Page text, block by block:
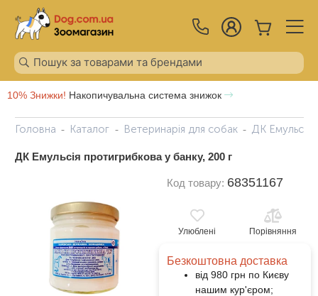
10% Знижки! Накопичувальна система знижок
Головна Каталог Ветеринарія для собак ДК Емульсія
ДК Емульсія протигрибкова у банку, 200 г
Код товару: 68351167
Улюблені Порівняння
Безкоштовна доставка
від 980 грн по Києву
нашим кур'єром;